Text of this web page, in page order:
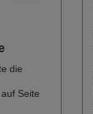
die
Seite